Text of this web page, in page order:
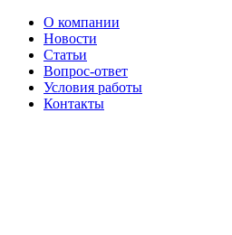
О компании
Новости
Статьи
Вопрос-ответ
Условия работы
Контакты